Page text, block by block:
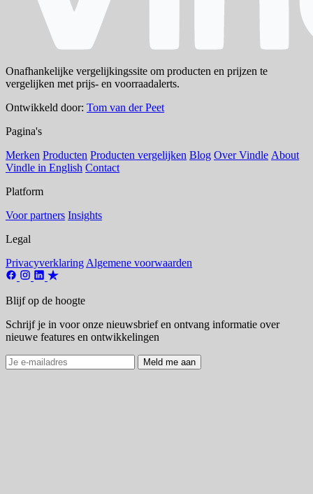
Onafhankelijke vergelijkingssite om producten en prijzen te
vergelijken met prijs- en voorraadalerts.
Ontwikkeld door: Tom van der Peet
Pagina's
Merken Producten Producten vergelijken Blog Over Vindle About
Vindle in English Contact
Platform
Voor partners Insights
Legal
Privacyverklaring Algemene voorwaarden
Blijf op de hoogte
Schrijf je in voor onze nieuwsbrief en ontvang informatie over
nieuwe features en ontwikkelingen
Meld me aan